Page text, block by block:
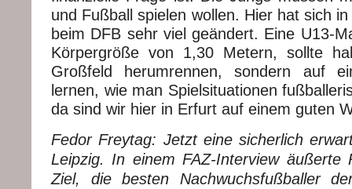
und Fußball spielen wollen. Hier hat sich
beim DFB sehr viel geändert. Eine U13-
Körpergröße von 1,30 Metern, sollte
Großfeld herumrennen, sondern auf
lernen, wie man Spielsituationen
da sind wir hier in Erfurt auf einem guten
Fedor Freytag: Jetzt eine sicherlich
Leipzig. In einem FAZ-Interview äußerte
Ziel, die besten Nachwuchsfußballer